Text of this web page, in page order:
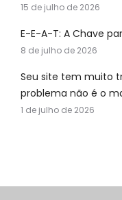
15 de julho de 2026
E-E-A-T: A Chave
8 de julho de 2026
Seu site tem muito
problema não é o
1 de julho de 2026